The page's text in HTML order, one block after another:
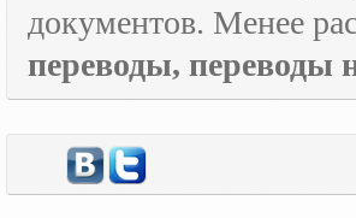
документов. Менее
переводы, переводы